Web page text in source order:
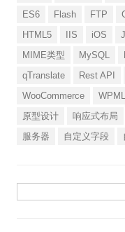
ES6
Flash FTP
HTML5
IIS iOS
MIME类型
MySQL
qTranslate
Rest API
WooCommerce
WPML
原型设计
响应式布局
服务器
自定义字段